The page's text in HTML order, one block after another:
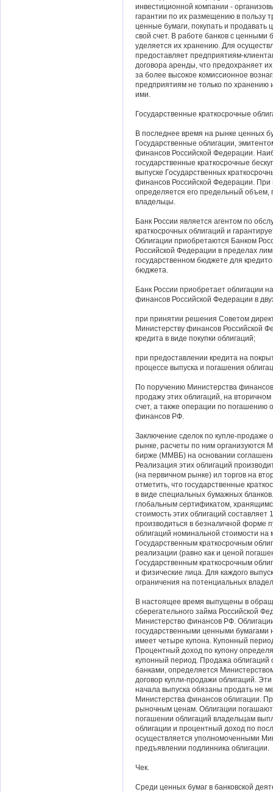
инвестиционной компании -
гарантии по их размещению в пользу
ценные бумаги, покупать и продавать
свой счет. В работе банков с
уделяется их хранению. Для
предоставляет предприятиям-
договора аренды, что предохраняет
за более высокое комиссионное
предприятиям не только по хранению
ими.
Государственные краткосрочные
В последнее время на рынке ценных
Государственные облигации,
финансов Российской Федерации.
государственные краткосрочные
выпуске Государственных
финансов Российской Федерации.
определяется его предельный
владельцы.
Банк России является агентом по
краткосрочных облигаций и
Облигации приобретаются Банком
Российской Федерации в пределах
государственном бюджете для
бюджета.
Банк России приобретает облигации
финансов Российской Федерации в
при принятии решения Советом
Министерству финансов Российской
кредита в виде покупки облигаций;
при предоставлении кредита на
процессе выпуска и погашения
По поручению Министерства
продажу этих облигаций, на
счет, а также операции по погашению
финансов РФ.
Заключение сделок по купле-продаже
рынке, расчеты по ним организуются
бирже (ММВБ) на основании
Реализация этих облигаций
(на первичном рынке) ил торгов на
отметить, что государственные
в виде специальных бумажных
глобальным сертификатом,
стоимость этих облигаций
производиться в безналичной форме
облигаций номинальной стоимости
Государственным краткосрочным
реализации (равно как и ценой
Государственным краткосрочным
и физические лица. Для каждого
ограничения на потенциальных
В настоящее время выпущены в
сберегательного займа Российской
Министерство финансов РФ.
государственными ценными бумагами
имеет четыре купона. Купонный
Процентный доход по купону
купонный период. Продажа
банками, определяется
договор купли-продажи облигаций.
начала выпуска обязаны продать не
Министерства финансов облигации.
рыночным ценам. Облигации
погашении облигаций владельцам
облигации и процентный доход по
осуществляется уполномоченными
предъявлении подлинника облигации.
Чек.
Среди ценных бумаг в банковской